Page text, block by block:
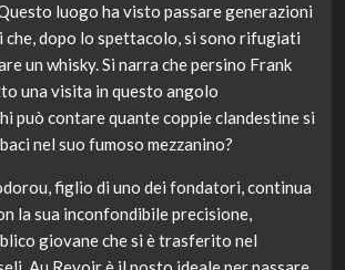
luogo ha visto passare generazioni
dopo lo spettacolo, si sono rifugiati
un whisky. Si narra che persino Frank
una visita in questo angolo
può contare quante coppie clandestine si
nel suo fumoso mezzanino?
figlio di uno dei fondatori, continua
la sua inconfondibile precisione,
giovane che si è trasferito nel